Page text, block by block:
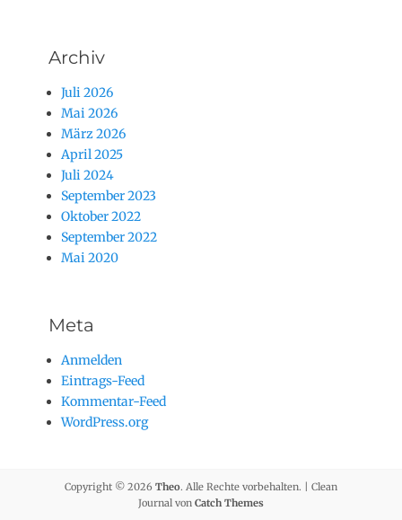
Archiv
Juli 2026
Mai 2026
März 2026
April 2025
Juli 2024
September 2023
Oktober 2022
September 2022
Mai 2020
Meta
Anmelden
Eintrags-Feed
Kommentar-Feed
WordPress.org
Copyright © 2026 Theo. Alle Rechte vorbehalten. | Clean
Journal von Catch Themes